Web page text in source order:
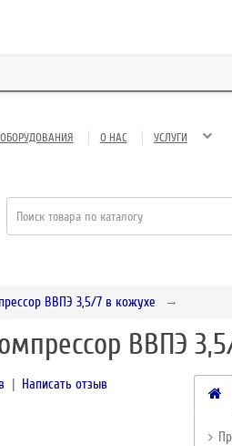
О НАС УСЛУГИ
ВВПЭ 3,5/7 в кожухе
ВВПЭ
| Написать отзыв